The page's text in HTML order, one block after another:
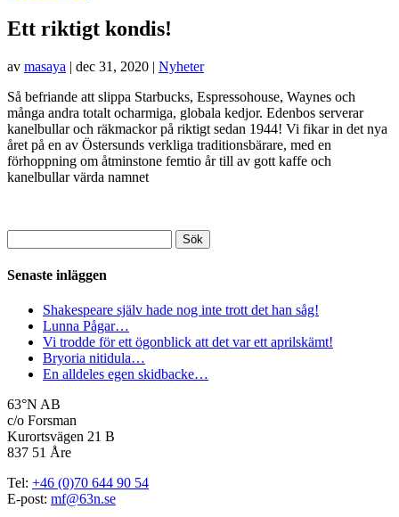
Ett riktigt kondis!
av masaya | dec 31, 2020 | Nyheter
Så befriande att slippa Starbucks, Espressohouse, Waynes och
många andra totalt ocharmiga, globala kedjor. Edenbos serverar
kanelbullar och räkmackor på riktigt sedan 1944! Vi fikar in det nya
året på en av Östersunds verkliga traditionsbärare, med en
förhoppning om åtminstone femtio år till av gott kaffe och
kanelbullar värda namnet
efter:
Senaste inläggen
Shakespeare själv hade nog inte trott det han såg!
Lunna Pågar…
Vi trodde för ett ögonblick att det var ett aprilskämt!
Bryoria nitidula…
En alldeles egen skidbacke…
63°N AB
c/o Forsman
Kurortsvägen 21 B
837 51 Åre
Tel: +46 (0)70 644 90 54
E-post: mf@63n.se